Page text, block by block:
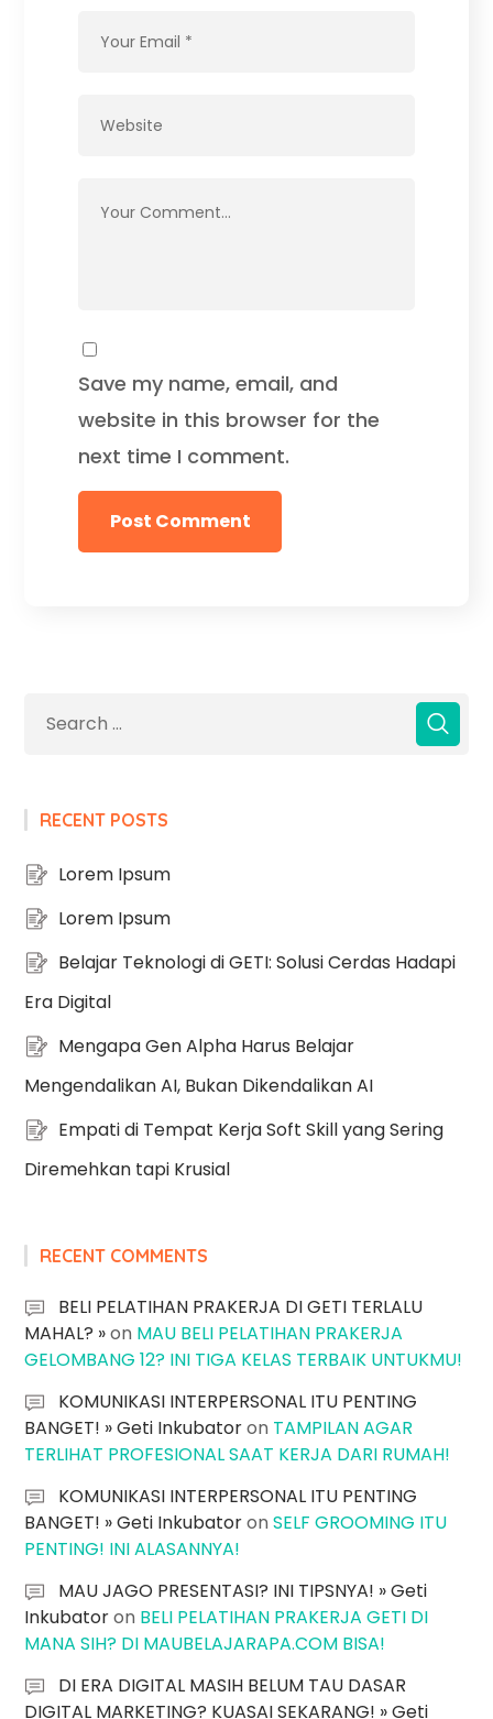
Save my name, email, and
website in this browser for the
next time I comment.
RECENT POSTS
Lorem Ipsum
Lorem Ipsum
Belajar Teknologi di GETI: Solusi Cerdas Hadapi
Era Digital
Mengapa Gen Alpha Harus Belajar
Mengendalikan AI, Bukan Dikendalikan AI
Empati di Tempat Kerja Soft Skill yang Sering
Diremehkan tapi Krusial
RECENT COMMENTS
BELI PELATIHAN PRAKERJA DI GETI TERLALU
MAHAL? »on MAU BELI PELATIHAN PRAKERJA
GELOMBANG 12? INI TIGA KELAS TERBAIK UNTUKMU!
KOMUNIKASI INTERPERSONAL ITU PENTING
BANGET! » Geti Inkubatoron TAMPILAN AGAR
TERLIHAT PROFESIONAL SAAT KERJA DARI RUMAH!
KOMUNIKASI INTERPERSONAL ITU PENTING
BANGET! » Geti InkubatoronSELF GROOMING ITU
PENTING! INI ALASANNYA!
MAU JAGO PRESENTASI? INI TIPSNYA! » Geti
Inkubatoron BELI PELATIHAN PRAKERJA GETI DI
MANA SIH? DI MAUBELAJARAPA.COM BISA!
DI ERA DIGITAL MASIH BELUM TAU DASAR
DIGITAL MARKETING? KUASAI SEKARANG! » Geti